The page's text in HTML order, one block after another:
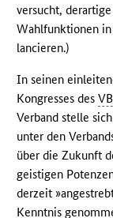
versucht,
Wahlfunktionen in
lancieren.)
In seinen
Kongresses des
Verband stelle
unter den
über die Zukunft
geistigen
derzeit
Kenntnis